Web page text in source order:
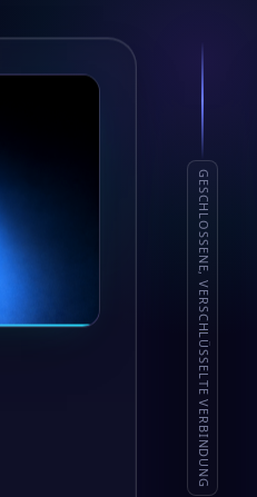
GESCHLOSSENE, VERSCHLÜSSELTE VERBINDUNG